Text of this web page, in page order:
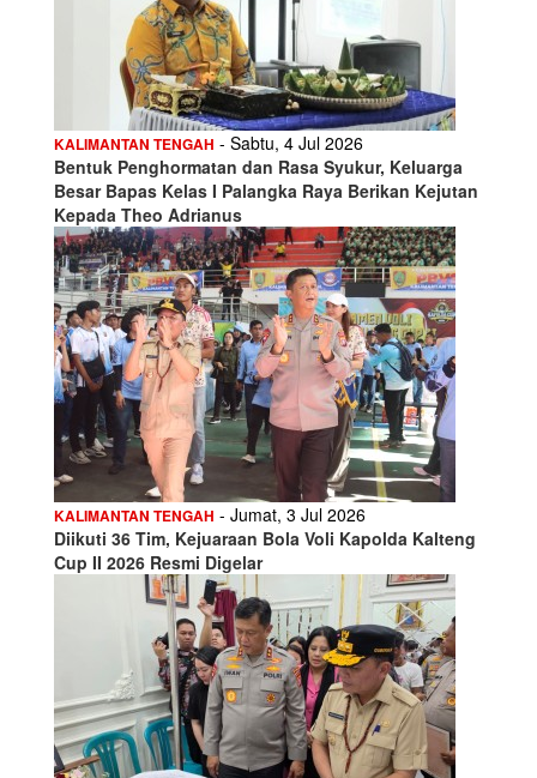
KALIMANTAN TENGAH - Sabtu, 4 Jul 2026
Bentuk Penghormatan dan Rasa Syukur, Keluarga
Besar Bapas Kelas I Palangka Raya Berikan Kejutan
Kepada Theo Adrianus
KALIMANTAN TENGAH - Jumat, 3 Jul 2026
Diikuti 36 Tim, Kejuaraan Bola Voli Kapolda Kalteng
Cup II 2026 Resmi Digelar